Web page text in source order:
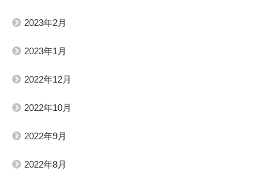
2023年2月
2023年1月
2022年12月
2022年10月
2022年9月
2022年8月